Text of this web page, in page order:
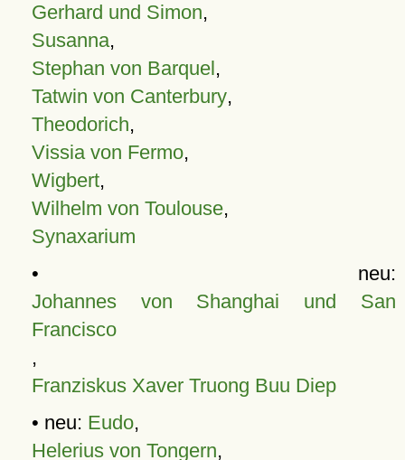
Gerhard und Simon,
Susanna,
Stephan von Barquel,
Tatwin von Canterbury,
Theodorich,
Vissia von Fermo,
Wigbert,
Wilhelm von Toulouse,
Synaxarium
• neu:
Johannes von Shanghai und San
Francisco
,
Franziskus Xaver Truong Buu Diep
• neu: Eudo,
Helerius von Tongern,